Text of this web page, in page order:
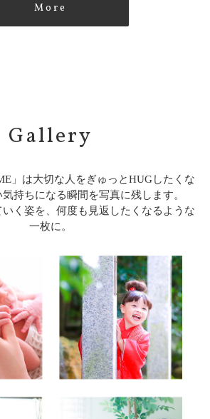
More
Gallery
」は大切な人をぎゅっとHUGしたくな
持ちになる瞬間を写真に残します。
く姿を、何度も見返したくなるような
一枚に。